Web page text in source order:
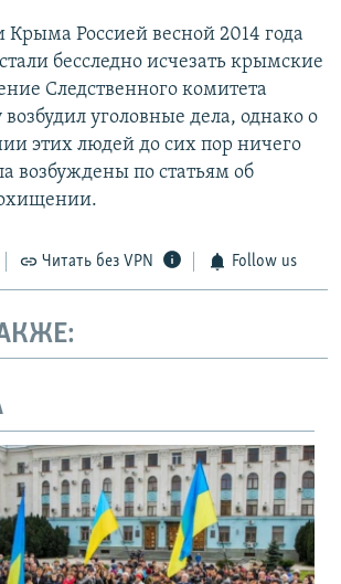
Крыма Россией весной 2014 года
бесследно исчезать крымские
Следственного комитета
уголовные дела, однако о
этих людей до сих пор ничего
возбуждены по статьям об
Читать без VPN Follow us